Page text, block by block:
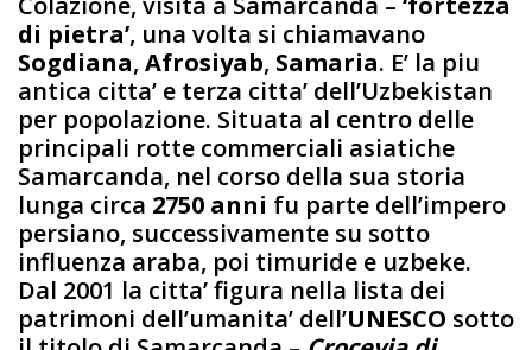
di pietra’, una volta si chiamavano
Sogdiana, Afrosiyab, Samaria. E’ la piu
antica citta’ e terza citta’ dell’Uzbekistan
per popolazione. Situata al centro delle
principali rotte commerciali asiatiche
Samarcanda, nel corso della sua storia
lunga circa 2750 anni fu parte dell’impero
persiano, successivamente su sotto
influenza araba, poi timuride e uzbeke.
Dal 2001 la citta’ figura nella lista dei
patrimoni dell’umanita’ dell’UNESCO sotto